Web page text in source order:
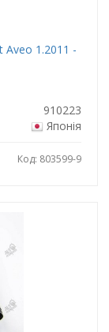
Aveo 1.2011 -
910223
Японія
Код: 803599-9